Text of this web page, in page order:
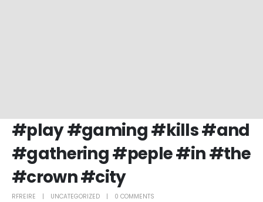
#play #gaming #kills #and
#gathering #peple #in #the
#crown #city
RFREIRE UNCATEGORIZED 0 COMMENTS